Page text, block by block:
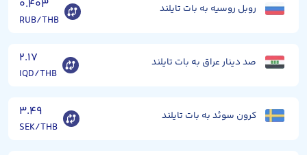
روبل روسیه به بات تایلند ۰.۴۰۳
RUB/THB
صد دینار عراق به بات تایلند ۲.۱۷
IQD/THB
کرون سوئد به بات تایلند ۳.۴۹
SEK/THB